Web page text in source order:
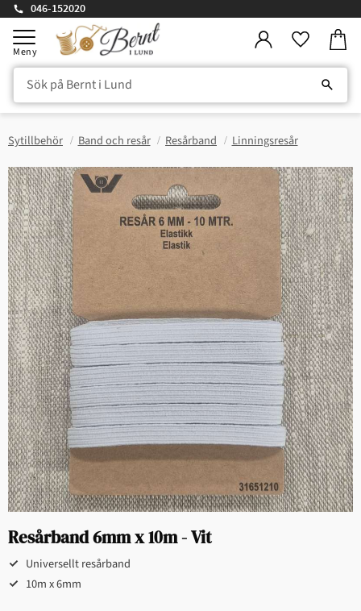
Meny
046-152020
Sytillbehör Band och resår Resårband Linningsresår
Resårband 6mm x 10m - Vit
Universellt resårband
10m x 6mm